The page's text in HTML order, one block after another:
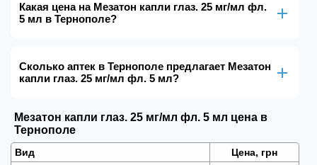
Какая цена на Мезатон капли глаз. 25 мг/мл фл.
5 мл в Тернополе?
Сколько аптек в Тернополе предлагает Мезатон
капли глаз. 25 мг/мл фл. 5 мл?
Мезатон капли глаз. 25 мг/мл фл. 5 мл цена в
Тернополе
Вид Цена, грн